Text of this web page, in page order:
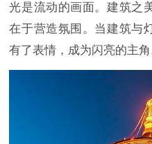
光是流动的画面。建筑之
在于营造氛围。当建筑与
有了表情，成为闪亮的主角